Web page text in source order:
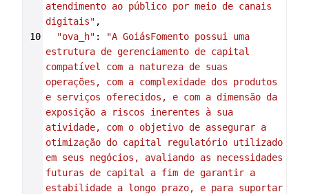
atendimento ao público por meio de canais
digitais" ,
10
"ova_h" :
"A GoiásFomento possui uma
estrutura de gerenciamento de capital
compatível com a natureza de suas
operações, com a complexidade dos produtos
e serviços oferecidos, e com a dimensão da
exposição a riscos inerentes à sua
atividade, com o objetivo de assegurar a
otimização do capital regulatório utilizado
em seus negócios, avaliando as necessidades
futuras de capital a fim de garantir a
estabilidade a longo prazo, e para suportar